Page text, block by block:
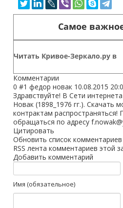
Самое
Читать Кривое-Зеркало.ру в
Комментарии
0 #1 федор новак 10.08.2015
Здравствуйте! В Сети
Новак (1898_1976 гг.). Скачать
контрактам
обращаться по адресу
Цитировать
Обновить список комментариев
RSS лента комментариев этой
Добавить комментарий
Имя (обязательное)